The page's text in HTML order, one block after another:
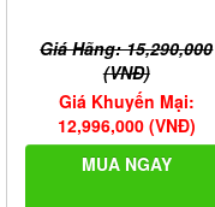
Giá Hãng: 15,290,000
(VNĐ)
Giá Khuyến Mại:
12,996,000 (VNĐ)
MUA NGAY